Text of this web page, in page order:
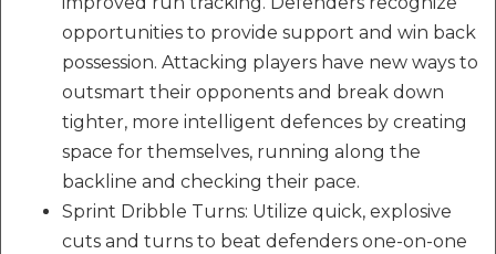
opportunities to provide support and win back
possession. Attacking players have new ways to
outsmart their opponents and break down
tighter, more intelligent defences by creating
space for themselves, running along the
backline and checking their pace.
Sprint Dribble Turns: Utilize quick, explosive
cuts and turns to beat defenders one-on-one